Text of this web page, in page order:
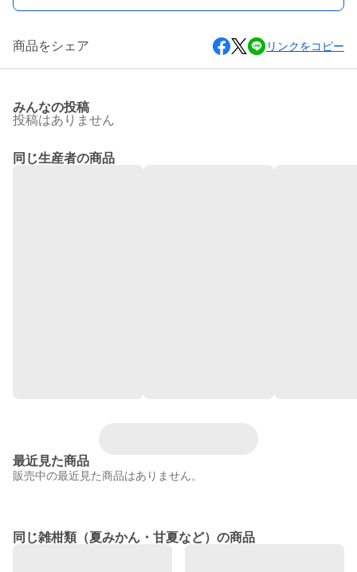
商品をシェア リンクをコピー
みんなの投稿
投稿はありません
同じ生産者の商品
最近見た商品
販売中の最近見た商品はありません。
同じ雑柑類（夏みかん・甘夏など）の商品